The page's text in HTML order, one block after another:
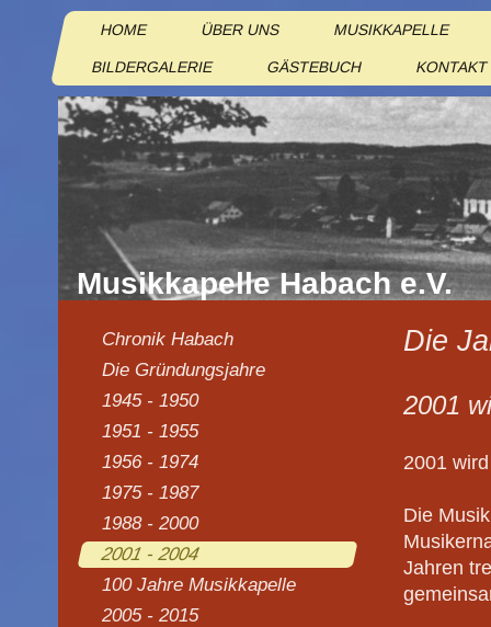
HOME ÜBER UNS MUSIKKAPELLE
BILDERGALERIE GÄSTEBUCH KONTAKT
Musikkapelle Habach e.V.
Die
2001
2001
Die
Jahren
Chronik Habach
Die Gründungsjahre
1945 - 1950
1951 - 1955
1956 - 1974
1975 - 1987
1988 - 2000
2001 - 2004
100 Jahre Musikkapelle
2005 - 2015